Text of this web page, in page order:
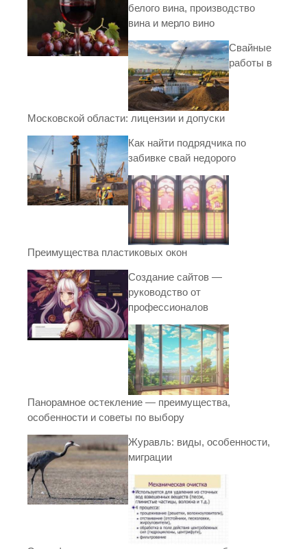
белого вина, производство
вина и мерло вино
Свайные
работы в
Московской области: лицензии и допуски
Как найти подрядчика по
забивке свай недорого
Преимущества пластиковых окон
Создание сайтов —
руководство от
профессионалов
Панорамное остекление — преимущества,
особенности и советы по выбору
Журавль: виды, особенности,
миграции